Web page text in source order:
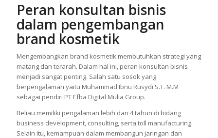
Peran konsultan bisnis
dalam pengembangan
brand kosmetik
Mengembangkan brand kosmetik membutuhkan strategi yang
matang dan terarah. Dalam hal ini, peran konsultan bisnis
menjadi sangat penting. Salah satu sosok yang
berpengalaman yaitu Muhammad Ibnu Rusydi S.T. M.M
sebagai pendiri PT Efba Digital Mulia Group.
Beliau memiliki pengalaman lebih dari 4 tahun di bidang
business development, consulting, serta toll manufacturing.
Selain itu, kemampuan dalam membangun jaringan dan